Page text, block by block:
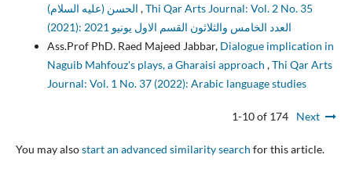
,Thi Qar Arts Journal: Vol. 2 No. 35
(2021): العدد الخامس والثلاثون القسم الاول يونيو 2021
Ass.Prof PhD. Raed Majeed Jabbar, Dialogue implication in
Naguib Mahfouz's plays, a Gharaisi approach ,Thi Qar Arts
Journal: Vol. 1 No. 37 (2022): Arabic language studies
1-10 of 174 Next
You may alsostart an advanced similarity search for this article.